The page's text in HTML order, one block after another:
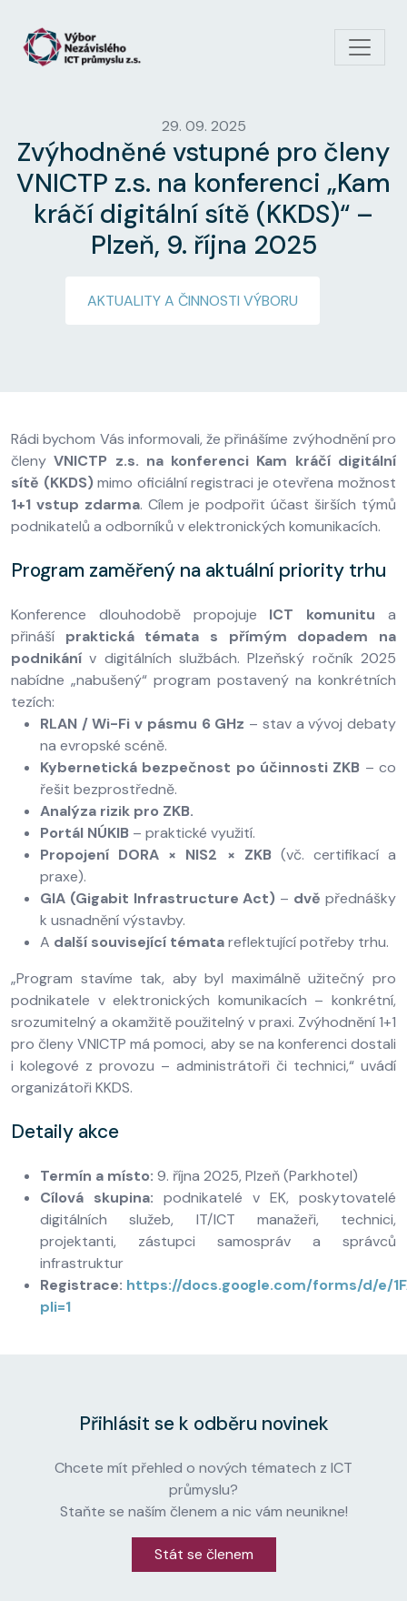
29. 09. 2025
Zvýhodněné vstupné pro členy
VNICTP z.s. na konferenci „Kam
kráčí digitální sítě (KKDS)“ –
Plzeň, 9. října 2025
AKTUALITY A ČINNOSTI VÝBORU
Rádi bychom Vás informovali, že přinášíme zvýhodnění pro
členyVNICTP z.s. na konferenci Kam kráčí digitální
sítě (KKDS)mimo oficiální registraci je otevřena možnost
1+1 vstup zdarma. Cílem je podpořit účast širších týmů
podnikatelů a odborníků v elektronických komunikacích.
Program zaměřený na aktuální priority trhu
Konference dlouhodobě propojuje ICT komunitu a
přináší praktická témata s přímým dopadem na
podnikání v digitálních službách. Plzeňský ročník 2025
nabídne „nabušený“ program postavený na konkrétních
tezích:
RLAN / Wi-Fi v pásmu 6 GHz – stav a vývoj debaty
na evropské scéně.
Kybernetická bezpečnost po účinnosti ZKB – co
řešit bezprostředně.
Analýza rizik pro ZKB.
Portál NÚKIB – praktické využití.
Propojení DORA × NIS2 × ZKB (vč. certifikací a
praxe).
GIA (Gigabit Infrastructure Act) – dvě přednášky
k usnadnění výstavby.
A další související tématareflektující potřeby trhu.
„Program stavíme tak, aby byl maximálně užitečný pro
podnikatele v elektronických komunikacích – konkrétní,
srozumitelný a okamžitě použitelný v praxi. Zvýhodnění 1+1
pro členy VNICTP má pomoci, aby se na konferenci dostali
i kolegové z provozu – administrátoři či technici,“ uvádí
organizátoři KKDS.
Detaily akce
Termín a místo: 9. října 2025, Plzeň (Parkhotel)
Cílová skupina: podnikatelé v EK, poskytovatelé
digitálních služeb, IT/ICT manažeři, technici,
projektanti, zástupci samospráv a správců
infrastruktur
Registrace: https://docs.google.com/forms/d/e/
pli=1
Přihlásit se k odběru novinek
Chcete mít přehled o nových tématech z ICT
průmyslu?
Staňte se naším členem a nic vám neunikne!
Stát se členem